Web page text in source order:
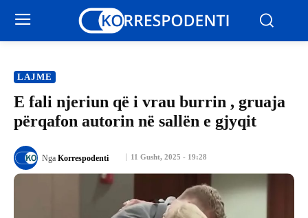
LAJME
E fali njeriun që i vrau burrin , gruaja
përqafon autorin në sallën e gjyqit
11 Gusht, 2025 - 19:28
Nga Korrespodenti